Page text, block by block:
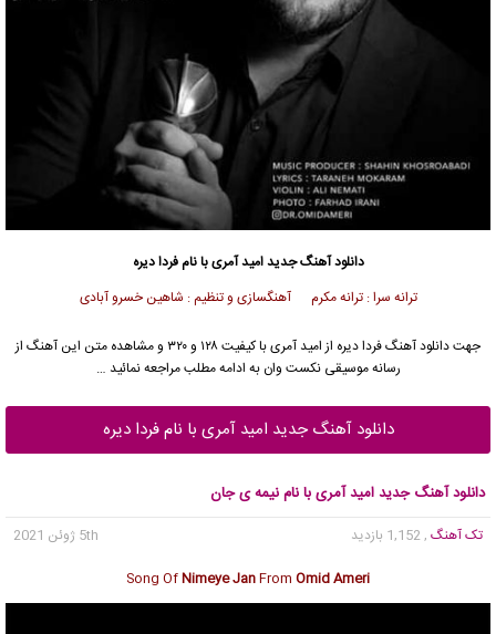
دانلود آهنگ جدیدامید آمریبا نام فردا دیره
ترانه سرا : ترانه مکرم آهنگسازی و تنظیم : شاهین خسرو آبادی
جهت دانلود آهنگ فردا دیره از امید آمری
با کیفیت ۱۲۸ و ۳۲۰ و مشاهده متن این آهنگ از
رسانه موسیقی نکست وان به ادامه مطلب مراجعه نمائید …
دانلود آهنگ جدید امید آمری با نام فردا دیره
دانلود آهنگ جدید امید آمری با نام نیمه ی جان
تک آهنگ , 1,152 بازدید
5th ژوئن 2021
Song OfNimeye JanFrom Omid Ameri